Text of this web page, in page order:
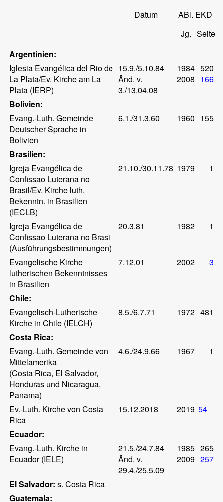
Datum
ABl. EKD
Jg. Seite
Argentinien:
Iglesia Evangélica del Rio de
La Plata/Ev. Kirche am La
Plata (IERP)
15.9./5.10.84
Änd. v.
3./13.04.08
1984
2008
520
166
Bolivien:
Evang.-Luth. Gemeinde
Deutscher Sprache in
Bolivien
6.1./31.3.60 1960 155
Brasilien:
Igreja Evangélica de
Confissao Luterana no
Brasil/Ev. Kirche luth.
Bekenntn. in Brasilien
(IECLB)
21.10./30.11.78 1979 1
Igreja Evangélica de
Confissao Luterana no Brasil
(Ausführungsbestimmungen)
20.3.81 1982 1
Evangelische Kirche
lutherischen Bekenntnisses
in Brasilien
7.12.01 2002 3
Chile:
Evangelisch-Lutherische
Kirche in Chile (IELCH)
8.5./6.7.71 1972 481
Costa Rica:
Evang.-Luth. Gemeinde von
Mittelamerika
(Costa Rica, El Salvador,
Honduras und Nicaragua,
Panama)
4.6./24.9.66 1967 1
Ev.-Luth. Kirche von Costa
Rica
15.12.2018 2019 54
Ecuador:
Evang.-Luth. Kirche in
Ecuador (IELE)
21.5./24.7.84
Änd. v.
29.4./25.5.09
1985
2009
265
257
El Salvador: s. Costa Rica
Guatemala: